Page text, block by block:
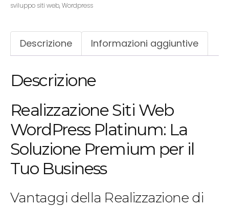
sviluppo siti web,Wordpress
Descrizione Informazioni aggiuntive
Descrizione
Realizzazione Siti Web
WordPress Platinum: La
Soluzione Premium per il
Tuo Business
Vantaggi della Realizzazione di